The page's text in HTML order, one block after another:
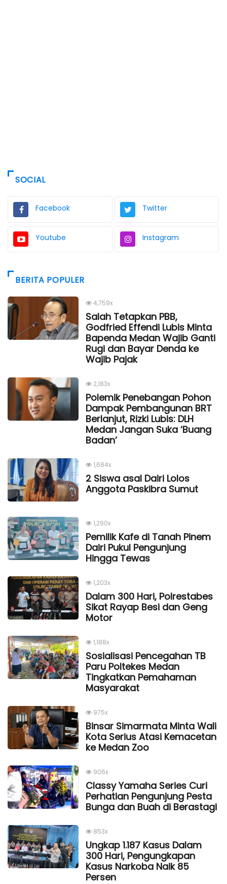
SOCIAL
Facebook Twitter
Youtube Instagram
BERITA POPULER
4,759x
Salah Tetapkan PBB,
Godfried Effendi Lubis Minta
Bapenda Medan Wajib Ganti
Rugi dan Bayar Denda ke
Wajib Pajak
2,183x
Polemik Penebangan Pohon
Dampak Pembangunan BRT
Berlanjut, Rizki Lubis: DLH
Medan Jangan Suka ‘Buang
Badan’
1,684x
2 Siswa asal Dairi Lolos
Anggota Paskibra Sumut
1,290x
Pemilik Kafe di Tanah Pinem
Dairi Pukul Pengunjung
Hingga Tewas
1,203x
Dalam 300 Hari, Polrestabes
Sikat Rayap Besi dan Geng
Motor
1,188x
Sosialisasi Pencegahan TB
Paru Poltekes Medan
Tingkatkan Pemahaman
Masyarakat
975x
Binsar Simarmata Minta Wali
Kota Serius Atasi Kemacetan
ke Medan Zoo
906x
Classy Yamaha Series Curi
Perhatian Pengunjung Pesta
Bunga dan Buah di Berastagi
853x
Ungkap 1.187 Kasus Dalam
300 Hari, Pengungkapan
Kasus Narkoba Naik 85
Persen